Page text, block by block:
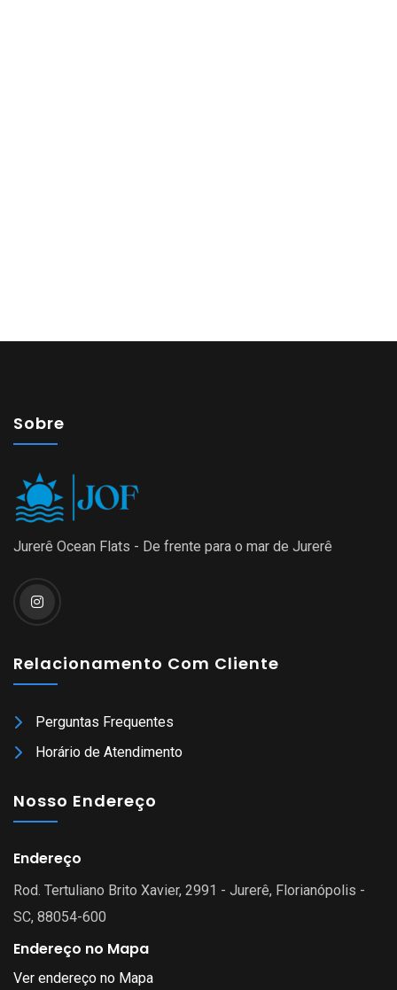
Sobre
Jurerê Ocean Flats - De frente para o mar de Jurerê
Relacionamento Com Cliente
Perguntas Frequentes
Horário de Atendimento
Nosso Endereço
Endereço
Rod. Tertuliano Brito Xavier, 2991 - Jurerê, Florianópolis -
SC, 88054-600
Endereço no Mapa
Ver endereço no Mapa